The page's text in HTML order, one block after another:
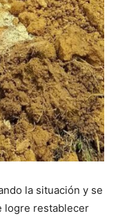
la situación y se
logre restablecer